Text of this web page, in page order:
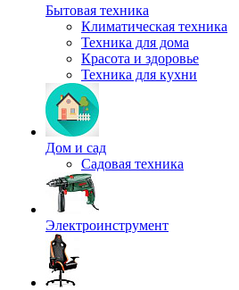
Бытовая техника
Климатическая техника
Техника для дома
Красота и здоровье
Техника для кухни
Дом и сад
Садовая техника
Электроинструмент